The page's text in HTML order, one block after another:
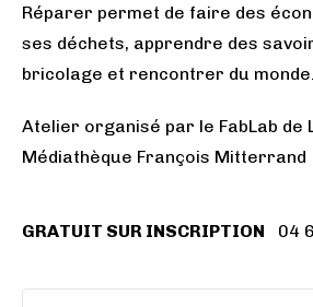
Réparer permet de faire des
ses déchets, apprendre des
bricolage et rencontrer du monde.
Atelier organisé par le FabLab de
Médiathèque François Mitterrand
GRATUIT SUR INSCRIPTION 04